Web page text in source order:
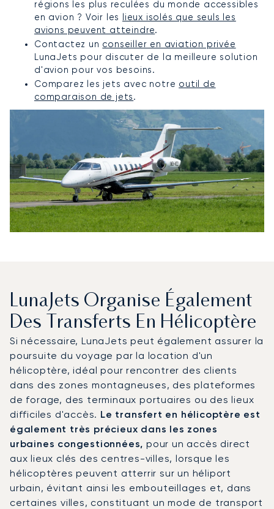
régions les plus reculées du monde accessibles
en avion ? Voir les
lieux isolés que seuls les
avions peuvent atteindre.
Contactez un conseiller en aviation privée
LunaJets pour discuter de la meilleure solution
d'avion pour vos besoins.
Comparez les jets avec notre outil de
comparaison de jets.
LunaJets Organise Également
Des Transferts En Hélicoptère
Si nécessaire, LunaJets peut également assurer la
poursuite du voyage par la location d'un
hélicoptère, idéal pour rencontrer des clients
dans des zones montagneuses, des plateformes
de forage, des terminaux portuaires ou des lieux
difficiles d'accès. Le transfert en hélicoptère est
également très précieux dans les zones
urbaines congestionnées, pour un accès direct
aux lieux clés des centres-villes, lorsque les
hélicoptères peuvent atterrir sur un héliport
urbain, évitant ainsi les embouteillages et, dans
certaines villes, constituant un mode de transport